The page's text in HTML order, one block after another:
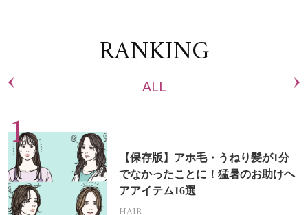
RANKING
ALL
【保存版】アホ毛・うねり髪が1分
でなかったことに！猛暑のお助けヘ
アアイテム16選